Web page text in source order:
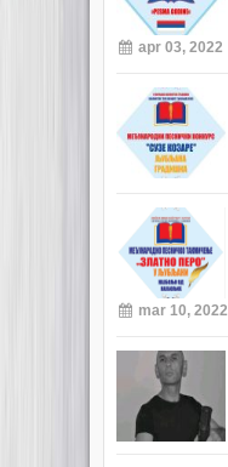
apr 03, 2022
mar 10, 2022